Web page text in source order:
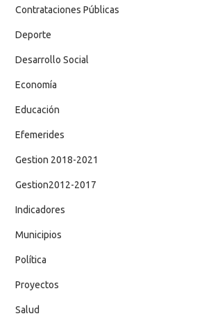
Contrataciones Públicas
Deporte
Desarrollo Social
Economía
Educación
Efemerides
Gestion 2018-2021
Gestion2012-2017
Indicadores
Municipios
Política
Proyectos
Salud